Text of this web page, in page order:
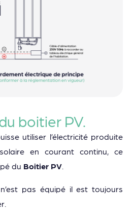
boitier PV.
utiliser l’électricité produite
en courant continu, ce
du Boitier PV.
pas équipé il est toujours